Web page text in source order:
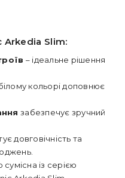
Arkedia Slim:
– ідеальне рішення
кольорі доповнює
забезпечує зручний
довговічність та
сумісна із серією